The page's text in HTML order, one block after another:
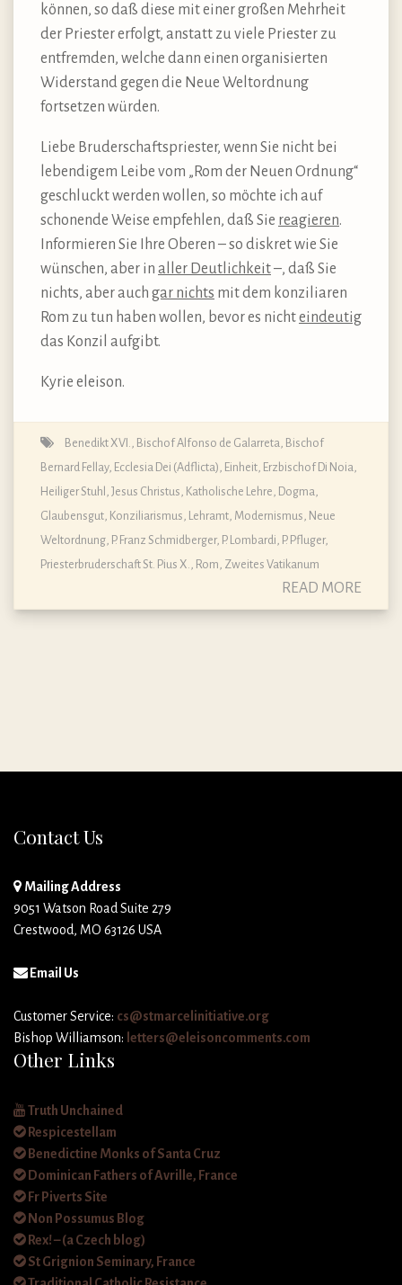
können, so daß diese mit einer großen Mehrheit
der Priester erfolgt, anstatt zu viele Priester zu
entfremden, welche dann einen organisierten
Widerstand gegen die Neue Weltordnung
fortsetzen würden.
Liebe Bruderschaftspriester, wenn Sie nicht bei
lebendigem Leibe vom „Rom der Neuen Ordnung“
geschluckt werden wollen, so möchte ich auf
schonende Weise empfehlen, daß Sie reagieren.
Informieren Sie Ihre Oberen – so diskret wie Sie
wünschen, aber in aller Deutlichkeit–, daß Sie
nichts, aber auch gar nichts mit dem konziliaren
Rom zu tun haben wollen, bevor es nichteindeutig
das Konzil aufgibt.
Kyrie eleison.
Benedikt XVI. Bischof Alfonso de Galarreta Bischof
Bernard Fellay, Ecclesia Dei (Adflicta) Einheit Erzbischof Di Noia
Heiliger Stuhl Jesus Christus Katholische Lehre, Dogma,
Glaubensgut Konziliarismus Lehramt Modernismus Neue
Weltordnung P. Franz Schmidberger, P. Lombardi P. Pfluger,
Priesterbruderschaft St. Pius X.
Rom Zweites Vatikanum
READ MORE
Contact Us
Mailing Address
9051 Watson Road Suite 279
Crestwood, MO 63126 USA
Email Us
Customer Service: cs@stmarcelinitiative.org
Bishop Williamson: letters@eleisoncomments.com
Other Links
Truth Unchained
Respicestellam
Benedictine Monks of Santa Cruz
Dominican Fathers of Avrille, France
Fr Piverts Site
Non Possumus Blog
Rex! – (a Czech blog)
St Grignion Seminary, France